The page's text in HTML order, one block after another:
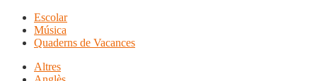
Escolar
Música
Quaderns de Vacances
Altres